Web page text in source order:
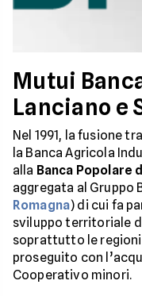
Mutui
Lanciano e
Nel 1991, la fusione
la Banca Agricola
alla Banca Popolare
aggregata al Gruppo
Romagna) di cui fa
sviluppo territoriale
soprattutto le regioni
proseguito con
Cooperativo minori.